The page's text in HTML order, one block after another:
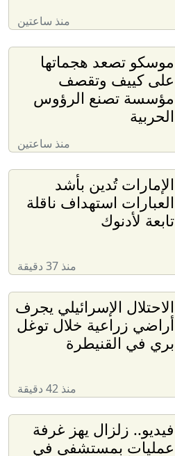
منذ ساعتين
موسكو تصعد هجماتها
على كييف وتقصف
مؤسسة تصنع الرؤوس
الحربية
منذ ساعتين
الإمارات تُدين بأشد
العبارات استهداف ناقلة
تابعة لأدنوك
منذ 37 دقيقة
الاحتلال الإسرائيلي يجرف
أراضي زراعية خلال توغل
بري في القنيطرة
منذ 42 دقيقة
فيديو.. زلزال يهز غرفة
عمليات بمستشفى في